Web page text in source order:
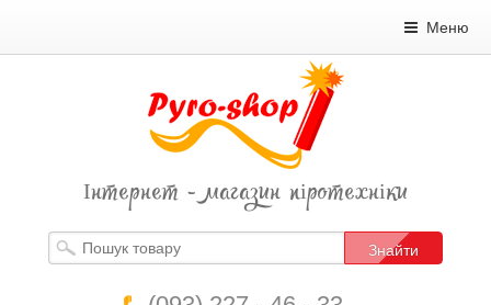
Меню
Інтернет - магазин піротехніки
Знайти